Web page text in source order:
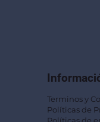
Terminos y
Políticas de